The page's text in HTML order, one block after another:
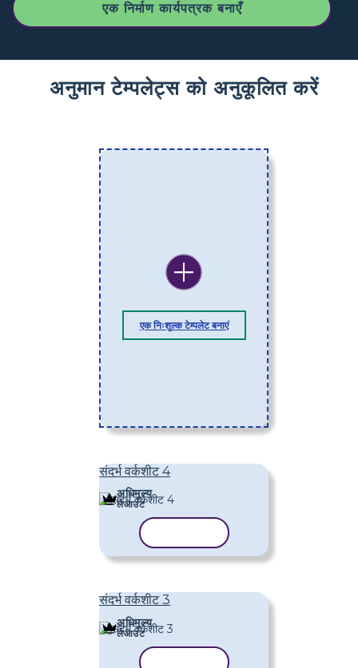
एक निर्माण कार्यपत्रक बनाएँ
अनुमान टेम्पलेट्स को अनुकूलित करें
एक निःशुल्क टेम्पलेट बनाएं
संदर्भ वर्कशीट 4
अधिमूल्य
लेआउट
संदर्भ वर्कशीट 3
अधिमूल्य
लेआउट